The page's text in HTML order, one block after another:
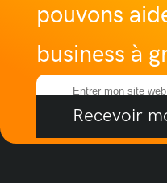
pouvons
business à
Recevoir